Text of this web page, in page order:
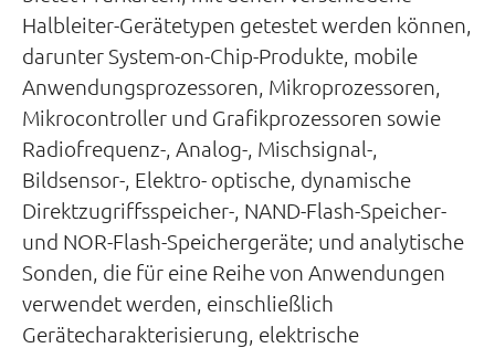
Halbleiter-Gerätetypen getestet werden können,
darunter System-on-Chip-Produkte, mobile
Anwendungsprozessoren, Mikroprozessoren,
Mikrocontroller und Grafikprozessoren sowie
Radiofrequenz-, Analog-, Mischsignal-,
Bildsensor-, Elektro- optische, dynamische
Direktzugriffsspeicher-, NAND-Flash-Speicher-
und NOR-Flash-Speichergeräte; und analytische
Sonden, die für eine Reihe von Anwendungen
verwendet werden, einschließlich
Gerätecharakterisierung, elektrische